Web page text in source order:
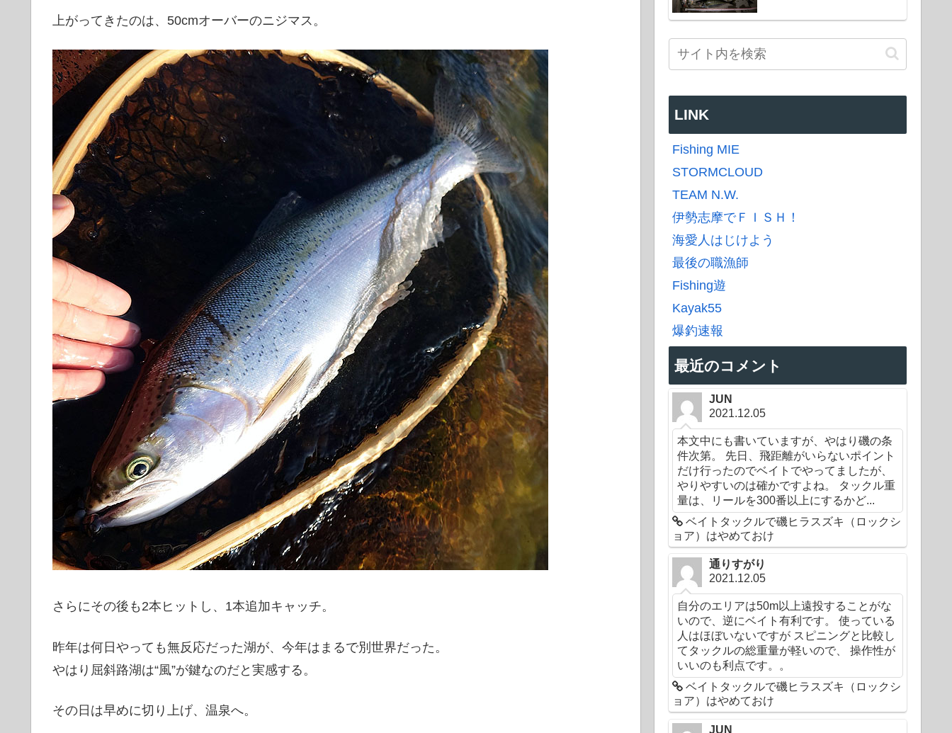
上がってきたのは、50cmオーバーのニジマス。
さらにその後も2本ヒットし、1本追加キャッチ。
昨年は何日やっても無反応だった湖が、今年はまるで別世界だった。
やはり屈斜路湖は“風”が鍵なのだと実感する。
その日は早めに切り上げ、温泉へ。
LINK
Fishing MIE
STORMCLOUD
TEAM N.W.
伊勢志摩でＦＩＳＨ！
海愛人はじけよう
最後の職漁師
Fishing遊
Kayak55
爆釣速報
最近のコメント
JUN
2021.12.05
本文中にも書いていますが、やはり磯の条
件次第。 先日、飛距離がいらないポイント
だけ行ったのでベイトでやってましたが、
やりやすいのは確かですよね。 タックル重
量は、リールを300番以上にするかど...
ベイトタックルで磯ヒラスズキ（ロックシ
ョア）はやめておけ
通りすがり
2021.12.05
自分のエリアは50m以上遠投することがな
いので、逆にベイト有利です。 使っている
人はほぼいないですが スピニングと比較し
てタックルの総重量が軽いので、 操作性が
いいのも利点です。。
ベイトタックルで磯ヒラスズキ（ロックシ
ョア）はやめておけ
JUN